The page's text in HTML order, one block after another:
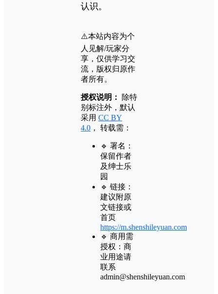
认识。
⚠️本站内容为个
人见解/玩家分
享，仅供学习交
流，版权归原作
者所有。
授权说明：
除特
别标注外，默认
采用 CC BY
4.0 ， 转载需：
🔹 署名：
保留作者
及绅士乐
园
🔹 链接：
建议附原
文链接或
首页
https://m.shenshileyuan.com
🔹 商用需
授权：商
业用途请
联系
admin@shenshileyuan.com